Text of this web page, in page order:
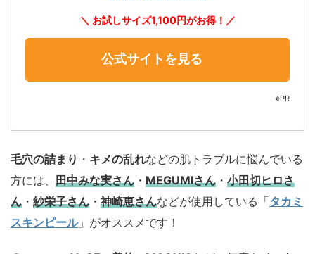
＼ お試しサイズ1,100円がお得！／
公式サイトを見る
※PR
毛穴の詰まり ・ キメの乱れなどの肌トラブルに悩んでいる
方には、 田中みな実さん ・ MEGUMIさん ・ 小田切ヒロさ
ん ・ 紗栄子さん ・ 神崎恵さんなどが使用している「タカミ
スキンピール」がオススメです！